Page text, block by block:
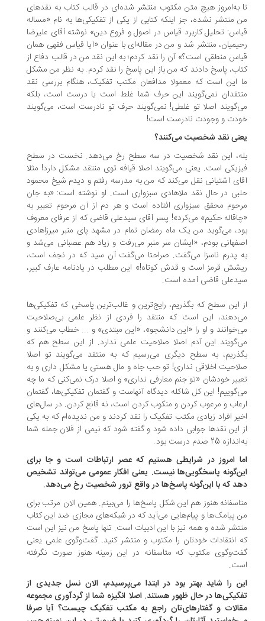
به‌امروز هیچ متن مکتوب منتشر شده‌ای در قالب کتاب به نقدهای
منتشر نشده، جز اینکه کتابی از یکی از تفکیکی‌ها به نام «مساله
تحلیل کاربرد قیاس در اصول و فروع دین» نوشته آقای علیرضا
منتشر شد و من در مقاله‌ای با عنوان «آیا قیاس فقهی همان
منطقی است؟» آن را نقد کردم؛ به ‌این نقد من در قالب دفاع از
پاسخ دادند که من باز این پاسخ را نقد کردم. به نظر من مشکل
این است که معمولا مدافعان مکتب تفکیک، هنگام بررسی نقد
نمی‌گویند این حرف شما غلط است یا درست است، بلکه
اصلا تو غلطی! نمی‌گویند حرف تو نادرست است، می‌گویند
و وجودت نادرست است!
نقد شخصیت می‌کنند؟
این نقد شخصیت در سه سطح رخ می‌دهد. نخست در سطح
است. یعنی می‌گویند اصلا قیافه توی منتقد مشکل دارد! مثلا
آشتیانی نقل می‌کند که من به مدرسه رفتم و دیدم شیخ محمود
در حال نقد ملاهادی سبزواری است. او نوشته است: «به جان
محقق سبزواری افتاده است و هر دم از آن مرحوم تعبیر به
حکیم» می‌کرد»! پسر آقای سیدعلی قاضی که از عرفای معروف
می‌گوید من یک ماه رمضان تمام در مشهد پای منبر میرزا‌هادی
بودم، «ایشان سر منبر می‌رفت و زیاد هم عصبانی می‌شد و
پدرم ناسزا می‌گفت. صراحتا می‌گفت آن سید که در نجف است،
قرمز است و قدش کوتاه!» این مطلب در یادنامه عارف کبیر،
قاضی آمده است.
این سطح که بگذریم، رایج‌ترین و غالب‌ترین پاسخی که تفکیکی‌ها
این است که منتقد را فردی از نظر علمی بی‌صلاحیت
و او را «این دانشجو»، «این مبتدی» و ... خطاب می‌کنند و
این آدم اصلا صلاحیت علمی ‌ندارد. از این سطح هم که
به سطح دیگری می‌رسیم که به منتقد می‌گویند تو اصلا
اخلاقی نداری! تو حب جاه و مال هستی یا مشکل داری و به
خودشان «تو جنم معارفی نداری» و اصلا درک نمی‌کنی که ما چه
این کل شاکله دیدگاه آنهاست و گفتمان تفکیکی‌ها، گفتمان
و مرعوب کردن و منکوب کردن است، نه قانع کردن. در سال‌های
افراد زیادی مکتب تفکیک را نقد کردند و من ندیده‌ام که به یکی
این نقدها جوابی داده شود و گفته شود که نیمی‌ از فلان جمله شما
25 صدم درست بود.
امروز در شرایطی هستیم که عصر ارتباطات است و جا برای
پاسخگویی‌ها نیست. یعنی افکار عمومی‌ می‌تواند تشخیص
که با این‌گونه پاسخ‌ها در واقع ترور شخصیت رخ می‌دهد.
هنوز هم این شکل پاسخ‌ها را می‌بینم. همین الان مرتب برای
پیامک‌ها و پیام‌هایی می‌آید که در شبکه‌های مجازی ضد این کتاب
شده و همه نیز با این ادبیات است. تنها پاسخ من نیز این است
انتقادات خودتان را مکتوب و منتشر کنید. گفت‌وگوی علمی ‌یعنی
مکتوب که متاسفانه در این زمینه هنوز صورت نگرفته
را شاید بهتر بود در ابتدا می‌پرسیدم، الان نسل جدیدی از
در حال ظهور هستند. اصلا انگیزه شما از گردآوری مجموعه
و گفتارهای‌تان راجع به مکتب تفکیک چیست؟ آیا صرفا